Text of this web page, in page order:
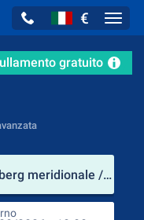
€
gratuito
Reutlingen (Baden-Wrttemberg meridionale / Germania)